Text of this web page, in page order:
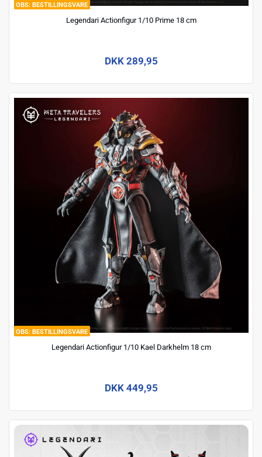
BESTILLINGSVARE
Legendari Actionfigur 1/10 Prime 18 cm
DKK 289,95
BESTILLINGSVARE
Legendari Actionfigur 1/10 Kael Darkhelm 18 cm
DKK 449,95